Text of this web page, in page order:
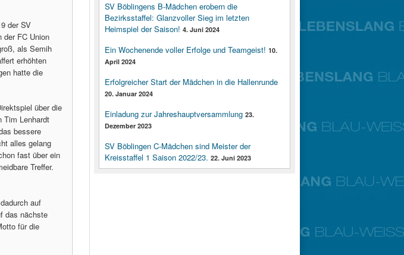
der SV
der FC Union
als Semih
erhöhten
hatte die
über die
Tim Lenhardt
bessere
alles gelang
fast über ein
Treffer.
auf
das nächste
für die
SV Böblingens B-Mädchen erobern die
Bezirksstaffel: Glanzvoller Sieg im letzten
Heimspiel der Saison! 4. Juni 2024
Ein Wochenende voller Erfolge und Teamgeist! 10.
April 2024
Erfolgreicher Start der Mädchen in die Hallenrunde
20. Januar 2024
Einladung zur Jahreshauptversammlung 23.
Dezember 2023
SV Böblingen C-Mädchen sind Meister der
Kreisstaffel 1 Saison 2022/23. 22. Juni 2023